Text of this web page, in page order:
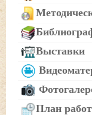
Выставки
План